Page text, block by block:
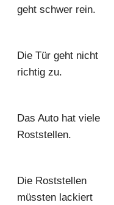
geht schwer rein.
Die Tür geht nicht
richtig zu.
Das Auto hat viele
Roststellen.
Die Roststellen
müssten lackiert